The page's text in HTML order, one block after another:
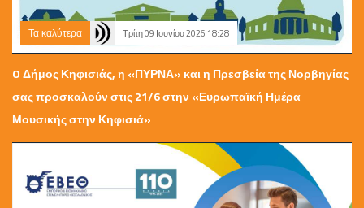
Τα καλύτερα Τρίτη 09 Ιουνίου 2026 18:28
O Δήμος Κηφισιάς, η «ΠΥΡΝΑ» και η Πρεσβεία της Νορβηγίας
σας προσκαλούν στις 21/6 στην «Ευρωπαϊκή Ημέρα
Μουσικής στην Κηφισιά»